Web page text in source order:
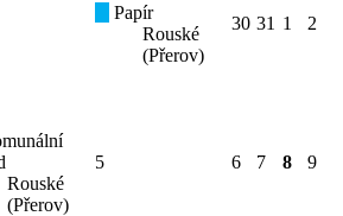
Papír
Rouské
(Přerov)
30 31 1 2
Rouské
(Přerov)
5 6 7 8 9